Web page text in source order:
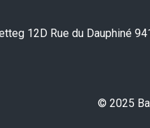
12D Rue du Dauphiné
© 2025